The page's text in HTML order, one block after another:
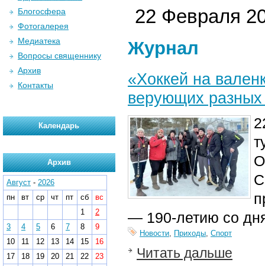
22 Февраля
Журнал
«Хоккей на
верующих разных
— 190-летию со
Новости, Приходы, Спорт
Читать дальше
Блогосфера
Фотогалерея
Медиатека
Вопросы священнику
Архив
Контакты
Календарь
Архив
Август - 2026
пн
вт ср чт пт сб
вс
1
2
3
4 5 6 7 8
9
10
11 12 13 14 15
16
17
18 19 20 21 22
23